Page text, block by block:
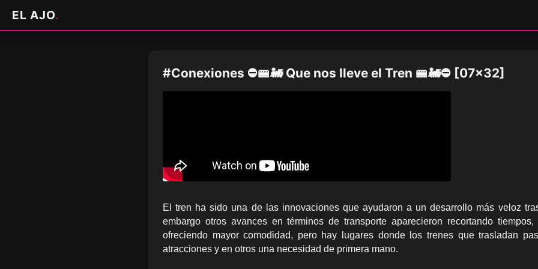
EL AJO.
#Conexiones ⛔🚝🚂 Que nos lleve el Tren 🚝🚂⛔ [07x32]
El tren ha sido una de las innovaciones que ayudaron a un desarrollo más veloz
embargo otros avances en términos de transporte aparecieron recortando
ofreciendo mayor comodidad, pero hay lugares donde los trenes que trasladan
atracciones y en otros una necesidad de primera mano.